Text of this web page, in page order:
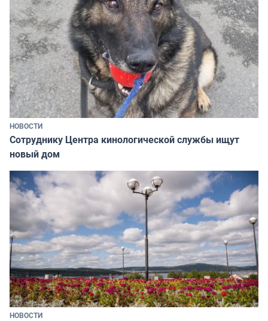
НОВОСТИ
Сотруднику Центра кинологической службы ищут
новый дом
НОВОСТИ